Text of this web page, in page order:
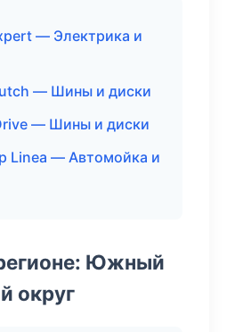
— Электрика и
— Шины и диски
— Шины и диски
Linea — Автомойка и
Южный
округ